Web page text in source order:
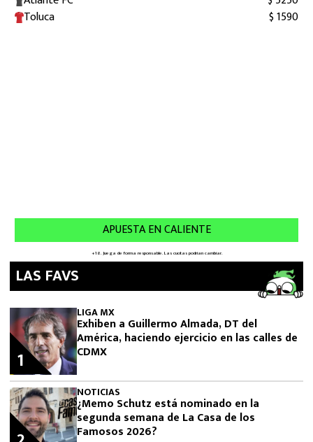
LAS FAVS
LIGA MX
Exhiben a Guillermo Almada, DT del
América, haciendo ejercicio en las calles de
CDMX
1
NOTICIAS
¿Memo Schutz está nominado en la
segunda semana de La Casa de los
Famosos 2026?